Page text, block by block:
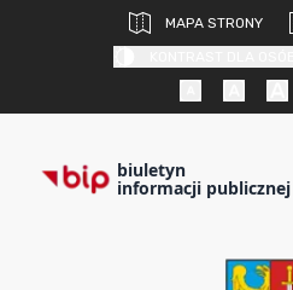
MAPA STRONY
biuletyn
informacji publicznej